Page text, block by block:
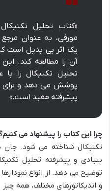
«کتاب تحلیل
مورفی، به عنوان
یک اثر بی بدیل است
آن را مطالعه کند.
تحلیل تکنیکال را
پوشش می دهد و برای
پیشرفته مفید است.»
چرا این کتاب را پیشنهاد می
تکنیکال شناخته می شود. جان
بنیادی و پیشرفته تحلیل
توضیح می دهد. از انواع نمودارها
و اندیکاتورهای مختلف، همه